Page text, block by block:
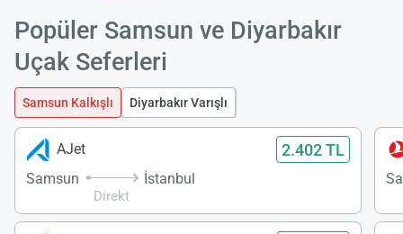
Popüler Samsun ve Diyarbakır
Uçak Seferleri
Samsun Kalkışlı Diyarbakır Varışlı
AJet 2.402 TL
Samsun
Direkt
İstanbul